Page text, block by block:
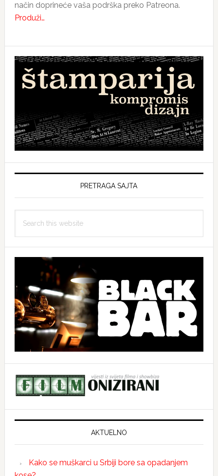
način doprineće vaša podrška preko Patreona.
Produži…
PRETRAGA SAJTA
this
AKTUELNO
Kako se muškarci u Srbiji bore sa opadanjem